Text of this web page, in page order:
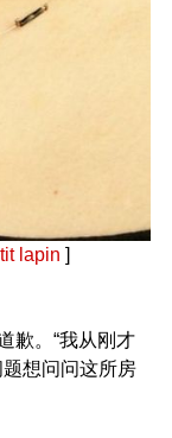
lapin ]
歉。“我从刚才
想问问这所房